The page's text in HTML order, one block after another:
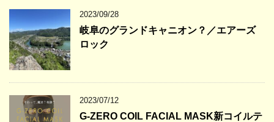
2023/09/28
岐阜のグランドキャニオン？／エアーズ
ロック
2023/07/12
G-ZERO COIL FACIAL MASK新コイルテ